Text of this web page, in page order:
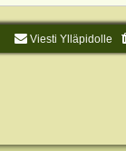
Viesti Ylläpidolle